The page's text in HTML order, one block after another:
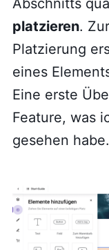
Abschnitts
platzieren.
Platzierung
eines
Eine erste
Feature, was
gesehen habe.